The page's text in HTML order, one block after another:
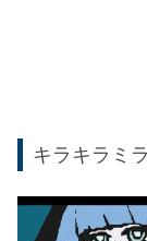
キラキラミ